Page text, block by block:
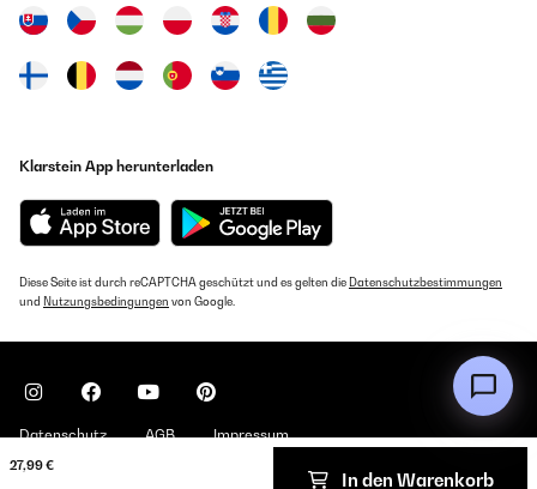
27,99 €
In den Warenkorb
Klarstein App herunterladen
Diese Seite ist durch reCAPTCHA geschützt und es gelten die Datenschutzbestimmungen
und Nutzungsbedingungen von Google.
Datenschutz AGB Impressum
Copyright © 2026 Klarstein. All rights reserved